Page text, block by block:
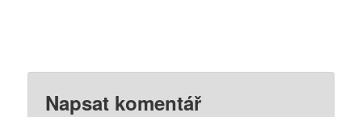
Napsat komentář